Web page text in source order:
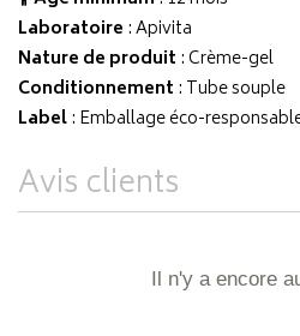
Laboratoire :Apivita
Nature de produit : Crème-gel
Conditionnement : Tube souple
Label: Emballage éco-
Avis clients
Il n'y a encore